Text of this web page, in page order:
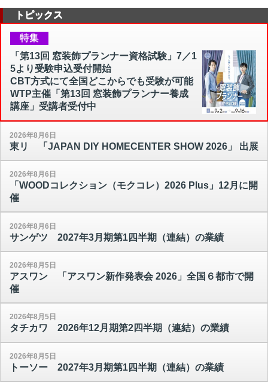
トピックス
特集
「第13回 窓装飾プランナー資格試験」7／1
5より受験申込受付開始
CBT方式にて全国どこからでも受験が可能
WTP主催「第13回 窓装飾プランナー養成
講座」受講者受付中
2026年8月6日
東リ 「JAPAN DIY HOMECENTER SHOW 2026」 出展
2026年8月6日
「WOODコレクション（モクコレ）2026 Plus」12月に開
催
2026年8月6日
サンゲツ 2027年3月期第1四半期（連結）の業績
2026年8月5日
アスワン 「アスワン新作発表会 2026」全国６都市で開
催
2026年8月5日
タチカワ 2026年12月期第2四半期（連結）の業績
2026年8月5日
トーソー 2027年3月期第1四半期（連結）の業績